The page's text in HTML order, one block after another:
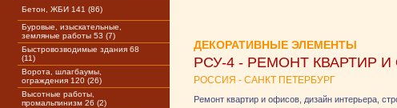
Бетон, ЖБИ 141 (86)
Буровые, изыскательные,
земляные работы 53 (7)
Быстровозводимые здания 68
(11)
Ворота, шлагбаумы,
ограждения 120 (26)
Высотные работы,
промальпинизм 26 (2)
ДЕКОРАТИВНЫЕ ЭЛЕМЕНТЫ
РСУ-4 - РЕМОНТ КВАРТИР
РОССИЯ - САНКТ ПЕТЕРБУРГ
Ремонт квартир и офисов, дизайн интерьера,